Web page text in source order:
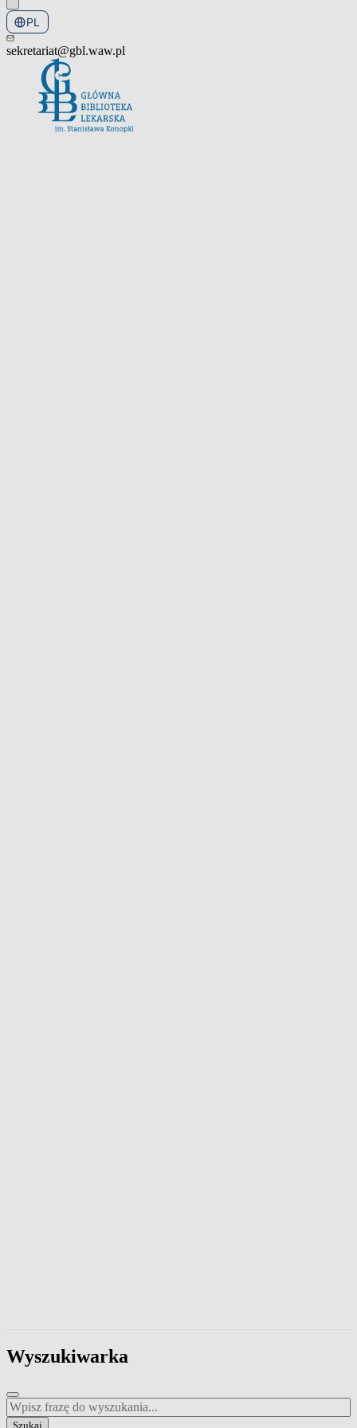
PL
EN
sekretariat@gbl.waw.pl
Wpisz frazę, aby przeszukać zawartość strony. Naciśnij klawisz
Wyszukiwarka
Wpisz frazę do wyszukania
Szukaj